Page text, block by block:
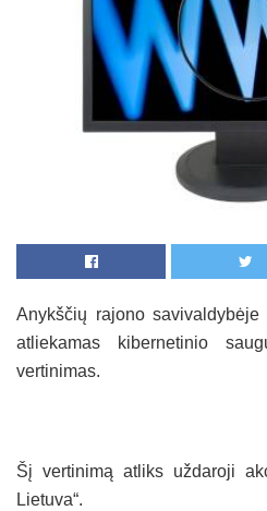
Anykščių rajono
atliekamas kibernetinio
vertinimas.
Šį vertinimą atliks uždaroji
Lietuva“.